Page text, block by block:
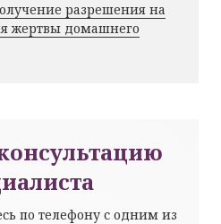
разрешения на
жертвы домашнего
по телефону с одним из